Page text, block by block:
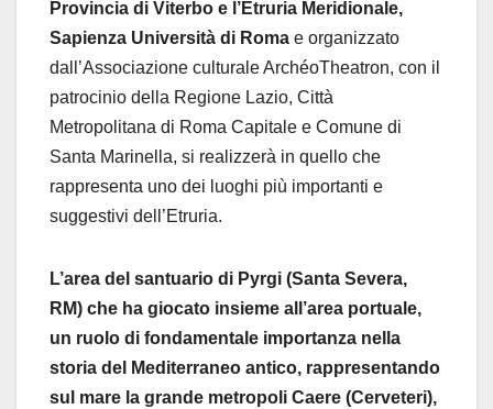
Provincia di Viterbo e l’Etruria Meridionale,
Sapienza Università di Roma e organizzato
dall’Associazione culturale ArchéoTheatron, con il
patrocinio della Regione Lazio, Città
Metropolitana di Roma Capitale e Comune di
Santa Marinella, si realizzerà in quello che
rappresenta uno dei luoghi più importanti e
suggestivi dell’Etruria.
L’area del santuario di Pyrgi (Santa Severa,
RM) che ha giocato insieme all’area portuale,
un ruolo di fondamentale importanza nella
storia del Mediterraneo antico, rappresentando
sul mare la grande metropoli Caere (Cerveteri),